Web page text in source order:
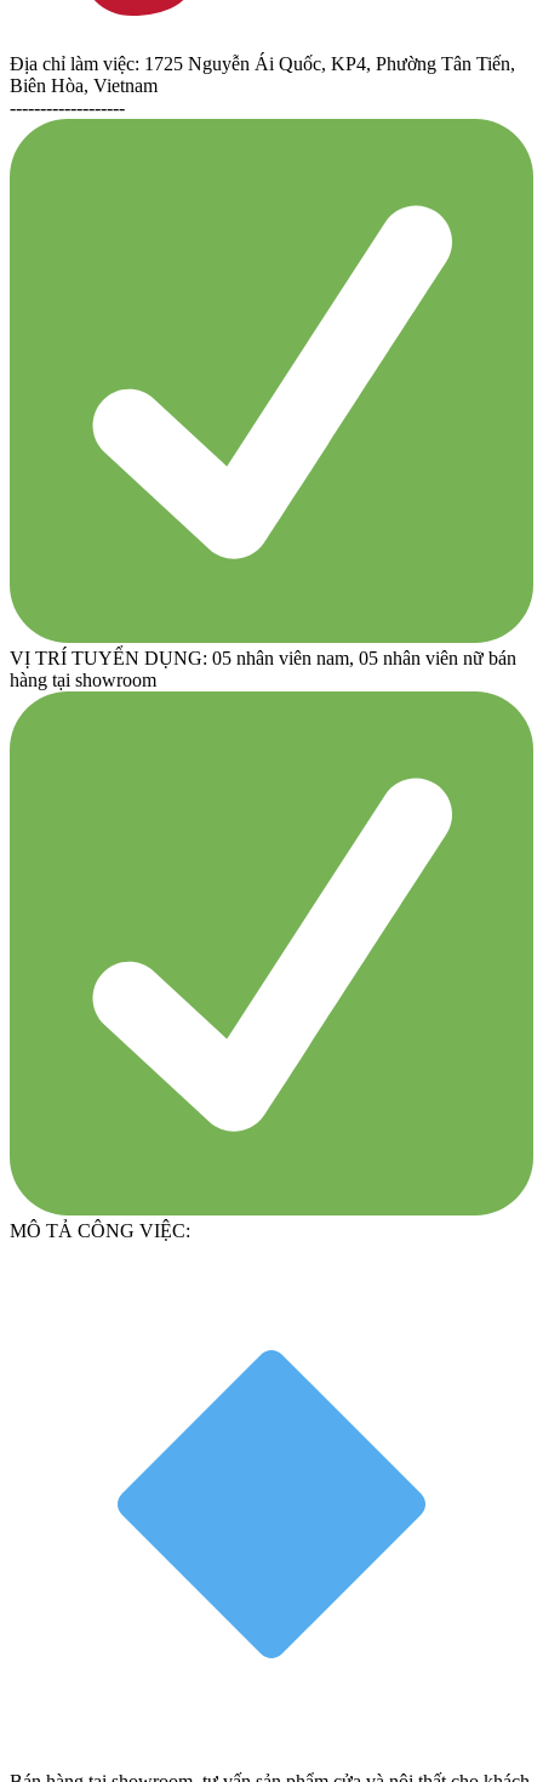
Địa chỉ làm việc: 1725 Nguyễn Ái Quốc, KP4, Phường Tân Tiến,
Biên Hòa, Vietnam
-------------------
VỊ TRÍ TUYỂN DỤNG: 05 nhân viên nam, 05 nhân viên nữ bán
hàng tại showroom
MÔ TẢ CÔNG VIỆC: